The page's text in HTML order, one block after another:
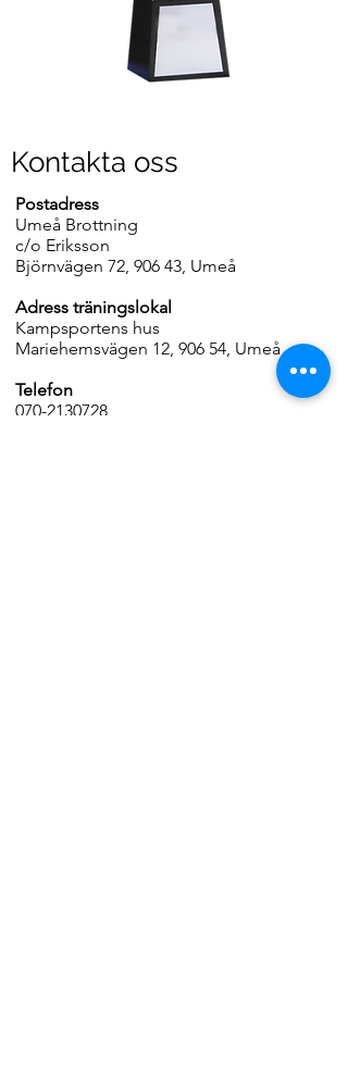
Kontakta oss
Postadress
Umeå Brottning
c/o Eriksson
Björnvägen 72, 906 43, Umeå
Adress träningslokal
Kampsportens hus
Mariehemsvägen 12, 906 54, Umeå
Telefon
070-2130728